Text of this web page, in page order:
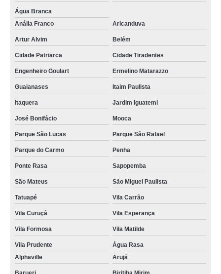
Água Branca
Anália Franco
Aricanduva
Artur Alvim Belém
Cidade Patriarca Cidade Tiradentes
Engenheiro Goulart Ermelino Matarazzo
Guaianases Itaim Paulista
Itaquera Jardim Iguatemi
José Bonifácio Mooca
Parque São Lucas Parque São Rafael
Parque do Carmo Penha
Ponte Rasa Sapopemba
São Mateus São Miguel Paulista
Tatuapé Vila Carrão
Vila Curuçá Vila Esperança
Vila Formosa Vila Matilde
Vila Prudente
Água Rasa
Alphaville
Arujá